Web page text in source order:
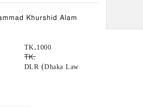
Khurshid Alam
TK.1000
TK.
DLR (Dhaka Law